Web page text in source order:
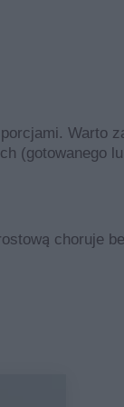
nieco z
a
Chodzi
i psy.
były zbyt
Lubi się
Warto
(gotowanego
choruje